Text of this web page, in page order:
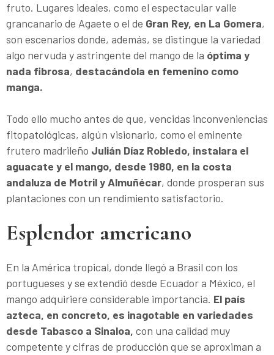
fruto. Lugares ideales, como el espectacular valle
grancanario de Agaete o el de Gran Rey, en La Gomera,
son escenarios donde, además, se distingue la variedad
algo nervuda y astringente del mango de la óptima y
nada fibrosa, destacándola en femenino como
manga.
Todo ello mucho antes de que, vencidas inconveniencias
fitopatológicas, algún visionario, como el eminente
frutero madrileño Julián Díaz Robledo, instalara el
aguacate y el mango, desde 1980, en la costa
andaluza de Motril y Almuñécar, donde prosperan sus
plantaciones con un rendimiento satisfactorio.
Esplendor americano
En la América tropical, donde llegó a Brasil con los
portugueses y se extendió desde Ecuador a México, el
mango adquiriere considerable importancia. El país
azteca, en concreto, es inagotable en variedades
desde Tabasco a Sinaloa, con una calidad muy
competente y cifras de producción que se aproximan a